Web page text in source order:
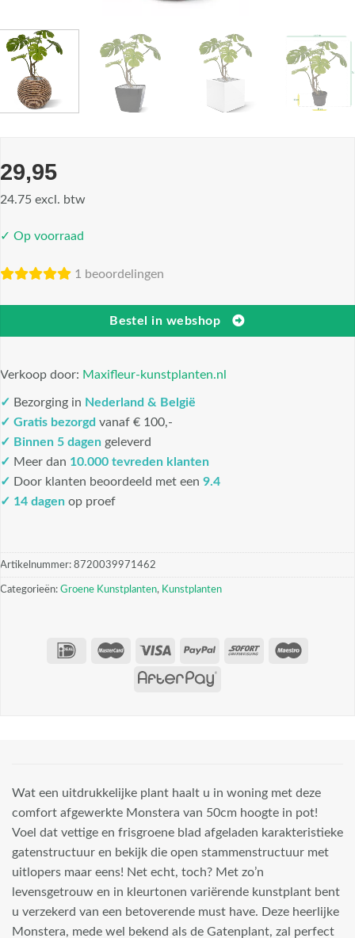
29,95
24.75 excl. btw
✓ Op voorraad
1 beoordelingen
Bestel in webshop
Verkoop door: Maxifleur-kunstplanten.nl
✓ Bezorging in Nederland & België
✓ Gratis bezorgd vanaf € 100,-
✓ Binnen 5 dagen geleverd
✓ Meer dan 10.000 tevreden klanten
✓ Door klanten beoordeeld met een 9.4
✓ 14 dagen op proef
Artikelnummer: 8720039971462
Categorieën: Groene Kunstplanten, Kunstplanten
Wat een uitdrukkelijke plant haalt u in woning met deze
comfort afgewerkte Monstera van 50cm hoogte in pot!
Voel dat vettige en frisgroene blad afgeladen karakteristieke
gatenstructuur en bekijk die open stammenstructuur met
uitlopers maar eens! Net echt, toch? Met zo’n
levensgetrouw en in kleurtonen variërende kunstplant bent
u verzekerd van een betoverende must have. Deze heerlijke
Monstera, mede wel bekend als de Gatenplant, zal perfect